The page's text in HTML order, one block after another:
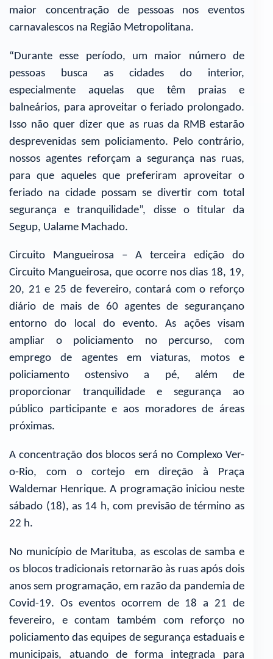
maior concentração de pessoas nos eventos
carnavalescos na Região Metropolitana.
“Durante esse período, um maior número de
pessoas busca as cidades do interior,
especialmente aquelas que têm praias e
balneários, para aproveitar o feriado prolongado.
Isso não quer dizer que as ruas da RMB estarão
desprevenidas sem policiamento. Pelo contrário,
nossos agentes reforçam a segurança nas ruas,
para que aqueles que preferiram aproveitar o
feriado na cidade possam se divertir com total
segurança e tranquilidade”, disse o titular da
Segup, Ualame Machado.
Circuito Mangueirosa – A terceira edição do
Circuito Mangueirosa, que ocorre nos dias 18, 19,
20, 21 e 25 de fevereiro, contará com o reforço
diário de mais de 60 agentes de segurançano
entorno do local do evento. As ações visam
ampliar o policiamento no percurso, com
emprego de agentes em viaturas, motos e
policiamento ostensivo a pé, além de
proporcionar tranquilidade e segurança ao
público participante e aos moradores de áreas
próximas.
A concentração dos blocos será no Complexo Ver-
o-Rio, com o cortejo em direção à Praça
Waldemar Henrique. A programação iniciou neste
sábado (18), as 14 h, com previsão de término as
22 h.
No município de Marituba, as escolas de samba e
os blocos tradicionais retornarão às ruas após dois
anos sem programação, em razão da pandemia de
Covid-19. Os eventos ocorrem de 18 a 21 de
fevereiro, e contam também com reforço no
policiamento das equipes de segurança estaduais e
municipais, atuando de forma integrada para